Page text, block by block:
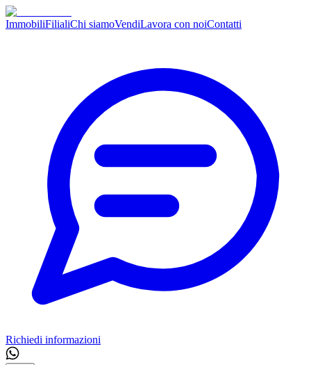
ImmobiliFilialiChi siamoVendiLavora con noiContatti
Richiedi informazioni